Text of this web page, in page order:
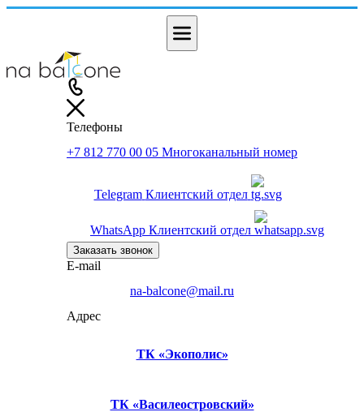
Телефоны
+7 812 770 00 05 Многоканальный номер
Telegram Клиентский отдел
WhatsApp Клиентский отдел
Заказать звонок
E-mail
na-balcone@mail.ru
Адрес
ТК «Экополис»
ТК «Василеостровский»